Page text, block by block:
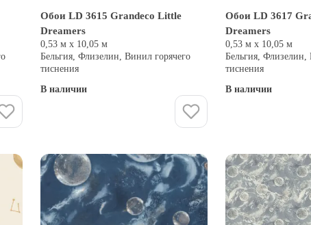
Обои LD 3615 Grandeco Little
Dreamers
0,53 м х 10,05 м
Бельгия, Флизелин, Винил горячего
тиснения
В наличии
Обои LD 3617
Dreamers
0,53 м х 10,05 м
Бельгия, Флизелин,
тиснения
В наличии